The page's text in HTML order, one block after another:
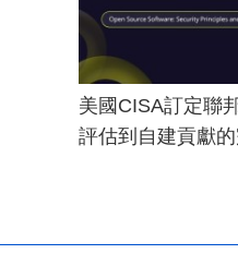
美國CISA訂定聯
評估到自建貢獻的